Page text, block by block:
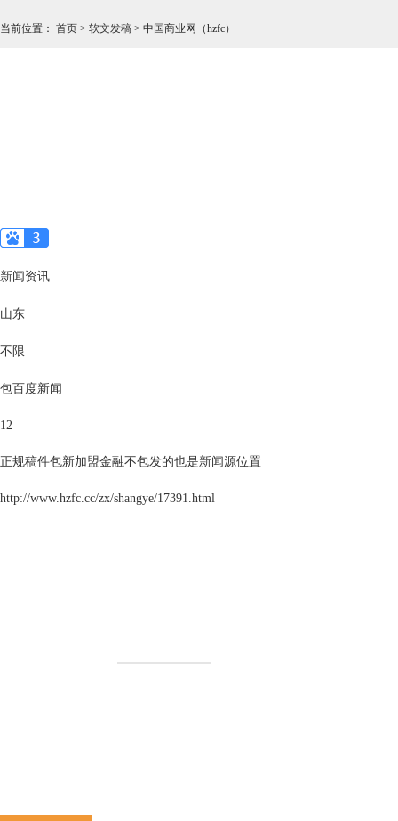
当前位置 ： 首页 > 软文发稿 > 中国商业网（hzfc）
新闻资讯
山东
不限
包百度新闻
12
正规稿件包新加盟金融不包发的也是新闻源位置
http://www.hzfc.cc/zx/shangye/17391.html